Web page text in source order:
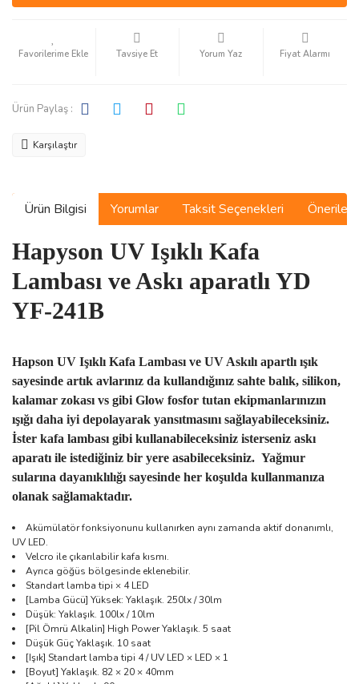
Tavsiye Et Yorum Yaz Fiyat Alarmı
Ürün Paylaş :
Karşılaştır
Ürün Bilgisi Yorumlar Taksit Seçenekleri
Hapyson UV Işıklı Kafa
Lambası ve Askı aparatlı YD
YF-241B
Hapson UV Işıklı Kafa Lambası ve UV Askılı apartlı ışık
sayesinde artık avlarınız da kullandığınız sahte balık, silikon,
kalamar zokası vs gibi Glow fosfor tutan ekipmanlarınızın
ışığı daha iyi depolayarak yansıtmasını sağlayabileceksiniz.
İster kafa lambası gibi kullanabileceksiniz isterseniz askı
aparatı ile istediğiniz bir yere asabileceksiniz. Yağmur
sularına dayanıklılığı sayesinde her koşulda kullanmanıza
olanak sağlamaktadır.
Akümülatör fonksiyonunu kullanırken aynı zamanda aktif donanımlı,
UV LED.
Velcro ile çıkarılabilir kafa kısmı.
Ayrıca göğüs bölgesinde eklenebilir.
Standart lamba tipi × 4 LED
[Lamba Gücü] Yüksek: Yaklaşık. 250lx / 30lm
Düşük: Yaklaşık. 100lx / 10lm
[Pil Ömrü Alkalin] High Power Yaklaşık. 5 saat
Düşük Güç Yaklaşık. 10 saat
[Işık] Standart lamba tipi 4 / UV LED × LED × 1
[Boyut] Yaklaşık. 82 × 20 × 40mm